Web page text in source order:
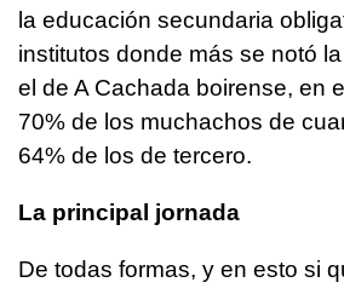
la educación secundaria
institutos donde más se notó
el de A Cachada boirense, en
70% de los muchachos de
64% de los de tercero.
La principal jornada
De todas formas, y en esto si